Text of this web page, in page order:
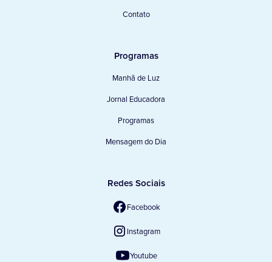
Contato
Programas
Manhã de Luz
Jornal Educadora
Programas
Mensagem do Dia
Redes Sociais
Facebook
Instagram
Youtube